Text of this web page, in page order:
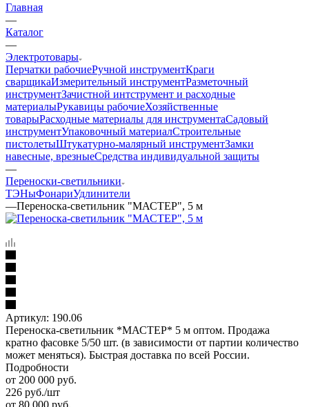
Главная
—
Каталог
—
Электротовары
Перчатки рабочиеРучной инструментКраги
сварщикаИзмерительный инструментРазметочный
инструментЗачистной интструмент и расходные
материалыРукавицы рабочиеХозяйственные
товарыРасходные материалы для инструментаСадовый
инструментУпаковочный материалСтроительные
пистолетыШтукатурно-малярный инструментЗамки
навесные, врезныеСредства индивидуальной защиты
—
Переноски-светильники
ТЭНыФонариУдлинители
—Переноска-светильник "МАСТЕР", 5 м
Артикул: 190.06
Переноска-светильник *МАСТЕР* 5 м оптом. Продажа
кратно фасовке 5/50 шт. (в зависимости от партии количество
может меняться). Быстрая доставка по всей России.
Подробности
от 200 000 руб.
226 руб./шт
от 80 000 руб.